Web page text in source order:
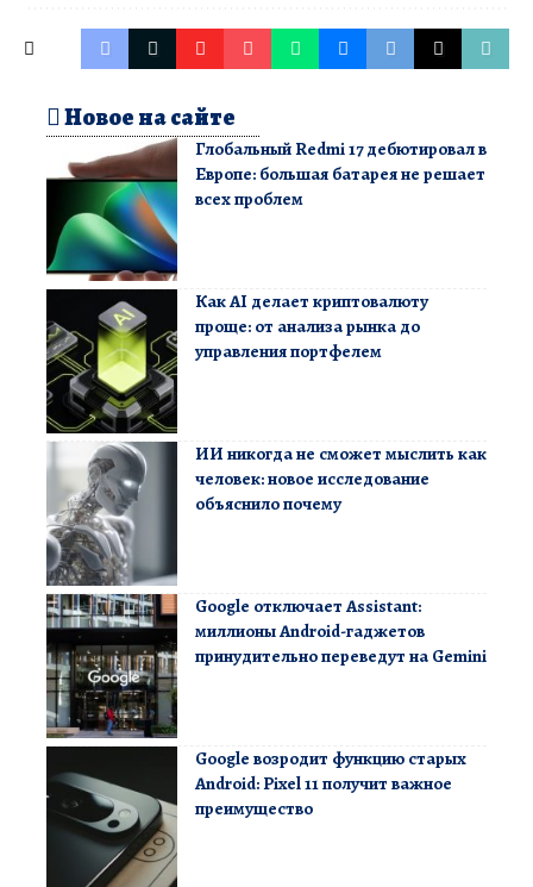
Новое на сайте
Глобальный Redmi 17 дебютировал в
Европе: большая батарея не решает
всех проблем
Как AI делает криптовалюту
проще: от анализа рынка до
управления портфелем
ИИ никогда не сможет мыслить как
человек: новое исследование
объяснило почему
Google отключает Assistant:
миллионы Android-гаджетов
принудительно переведут на Gemini
Google возродит функцию старых
Android: Pixel 11 получит важное
преимущество